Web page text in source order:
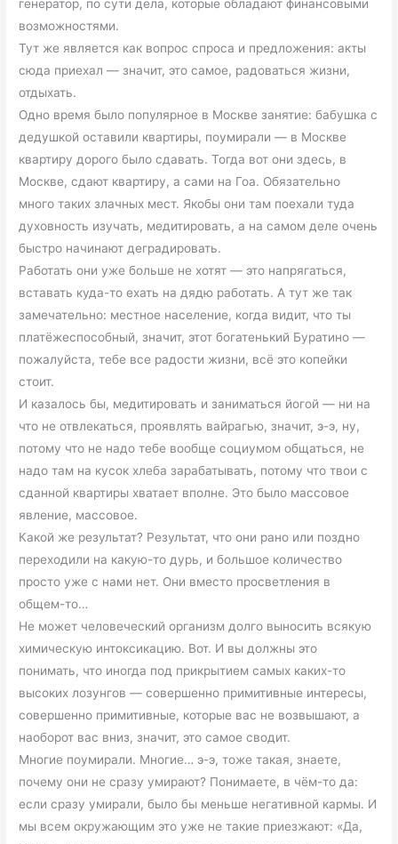
генератор, по сути дела, которые обладают финансовыми
возможностями.
Тут же является как вопрос спроса и предложения: акты
сюда приехал — значит, это самое, радоваться жизни,
отдыхать.
Одно время было популярное в Москве занятие: бабушка с
дедушкой оставили квартиры, поумирали — в Москве
квартиру дорого было сдавать. Тогда вот они здесь, в
Москве, сдают квартиру, а сами на Гоа. Обязательно
много таких злачных мест. Якобы они там поехали туда
духовность изучать, медитировать, а на самом деле очень
быстро начинают деградировать.
Работать они уже больше не хотят — это напрягаться,
вставать куда-то ехать на дядю работать. А тут же так
замечательно: местное население, когда видит, что ты
платёжеспособный, значит, этот богатенький Буратино —
пожалуйста, тебе все радости жизни, всё это копейки
стоит.
И казалось бы, медитировать и заниматься йогой — ни на
что не отвлекаться, проявлять вайрагью, значит, э-э, ну,
потому что не надо тебе вообще социумом общаться, не
надо там на кусок хлеба зарабатывать, потому что твои с
сданной квартиры хватает вполне. Это было массовое
явление, массовое.
Какой же результат? Результат, что они рано или поздно
переходили на какую-то дурь, и большое количество
просто уже с нами нет. Они вместо просветления в
общем-то…
Не может человеческий организм долго выносить всякую
химическую интоксикацию. Вот. И вы должны это
понимать, что иногда под прикрытием самых каких-то
высоких лозунгов — совершенно примитивные интересы,
совершенно примитивные, которые вас не возвышают, а
наоборот вас вниз, значит, это самое сводит.
Многие поумирали. Многие… э-э, тоже такая, знаете,
почему они не сразу умирают? Понимаете, в чём-то да:
если сразу умирали, было бы меньше негативной кармы. И
мы всем окружающим это уже не такие приезжают: «Да,